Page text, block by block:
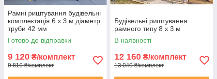
Рамні риштування будівельні
комплектація 6 х 3 м діаметр
труби 42 мм
Готово до відправки
9 120 ₴/комплект
9 810 ₴/комплект
Будівельні риштування
рамного типу 8 х 3 м
В наявності
12 160 ₴/комплект
13 040 ₴/комплект